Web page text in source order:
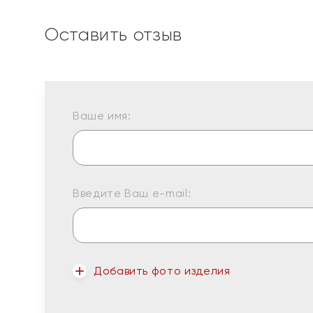
Оставить отзыв
Ваше имя:
Введите Ваш e-mail:
Добавить фото изделия